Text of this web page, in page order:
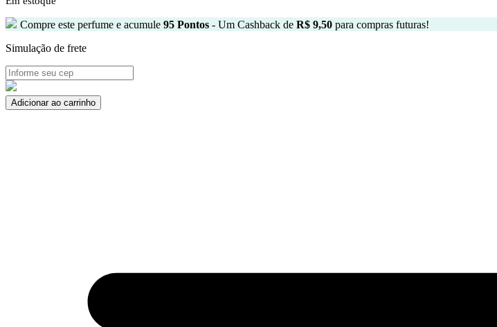
Compre este perfume e acumule 95 Pontos - Um Cashback de R$ 9,50 para compras futuras!
Simulação de frete
Libre
L'Absolu
Adicionar ao carrinho